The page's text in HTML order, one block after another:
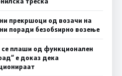
прекршоци од возачи на
поради безобѕирно возење
плаши од функционален
е доказ дека